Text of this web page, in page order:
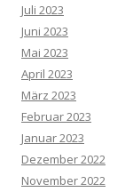
Juli 2023
Juni 2023
Mai 2023
April 2023
März 2023
Februar 2023
Januar 2023
Dezember 2022
November 2022